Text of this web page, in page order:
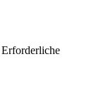
Erforderliche